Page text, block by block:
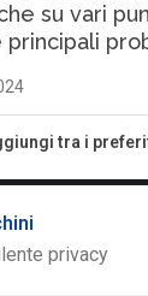
su vari
principali
tra i
privacy